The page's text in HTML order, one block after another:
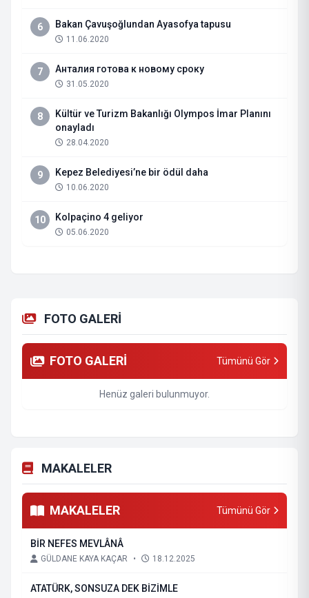
6 Bakan Çavuşoğlundan Ayasofya tapusu
11.06.2020
7 Анталия готова к новому сроку
31.05.2020
8
Kültür ve Turizm Bakanlığı Olympos İmar Planını
onayladı
28.04.2020
9 Kepez Belediyesi’ne bir ödül daha
10.06.2020
10 Kolpaçino 4 geliyor
05.06.2020
FOTO GALERİ
FOTO GALERİ Tümünü Gör
Henüz galeri bulunmuyor.
MAKALELER
MAKALELER Tümünü Gör
BİR NEFES MEVLÂNÂ
GÜLDANE KAYA KAÇAR • 18.12.2025
ATATÜRK, SONSUZA DEK BİZİMLE